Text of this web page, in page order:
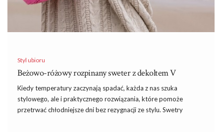
Styl ubioru
Beżowo-różowy rozpinany sweter z dekoltem V
Kiedy temperatury zaczynają spadać, każda z nas szuka
stylowego, ale i praktycznego rozwiązania, które pomoże
przetrwać chłodniejsze dni bez rezygnacji ze stylu. Swetry